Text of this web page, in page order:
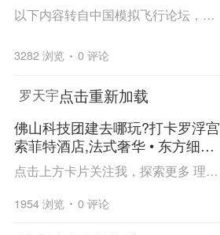
以下内容转自中国模拟飞行论坛，其中下载链接需要在论坛才能打开，如需下载请到 论坛-X-PLANE11资源区-美化 置顶帖中查找。 X-Plane（以下简称XP）是一个非常具有潜力的平台。 原生方面，XP在较高的画面设置下便能拥有相对较好的视觉效果，实时计算的HDR光效...
3282 浏览 0 评论
罗天宇点击重新加载
佛山科技团建去哪玩?打卡罗浮宫
索菲特酒店,法式奢华 • 东方细致
→ Xplane-无人机主题团建活动点击上方卡片关注我，探索更多 理解HR | 读懂学员 | 定制方案 | 确保效果 团建请联系13798996920或添加客服微信咨询更多～ TEAM BUILDING 团建 去哪玩？？？ Where？ TEAMBUILDING 佛山 / 罗浮宫索菲特酒店 广东著名5星级酒店 场地 简 介 PART 01 ...
1954 浏览 0 评论